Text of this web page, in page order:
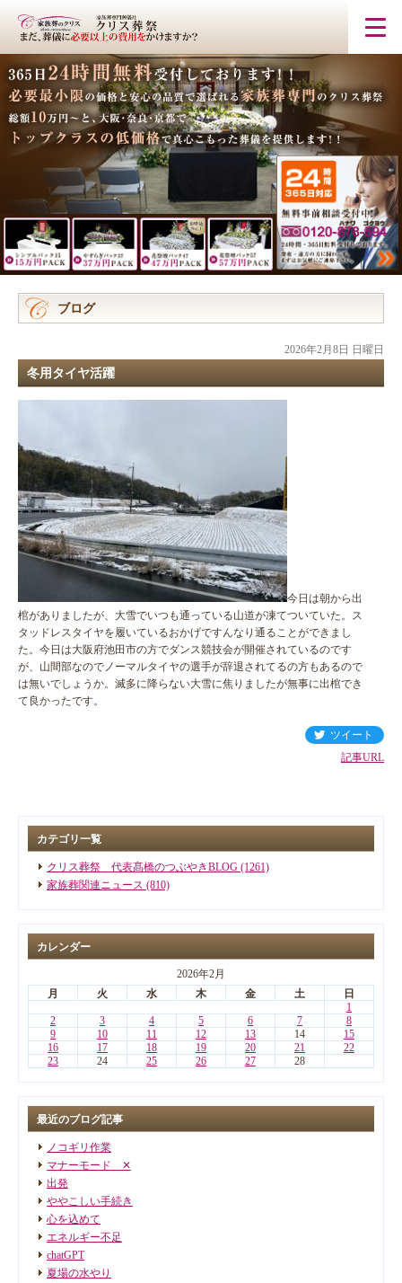
ブログ
2026年2月8日 日曜日
冬用タイヤ活躍
今日は朝から出
棺がありましたが、大雪でいつも通っている山道が凍てついていた。ス
タッドレスタイヤを履いているおかげですんなり通ることができまし
た。今日は大阪府池田市の方でダンス競技会が開催されているのです
が、山間部なのでノーマルタイヤの選手が辞退されてるの方もあるので
は無いでしょうか。滅多に降らない大雪に焦りましたが無事に出棺でき
て良かったです。
ツイート
記事URL
カテゴリ一覧
クリス葬祭 代表髙橋のつぶやきBLOG (1261)
家族葬関連ニュース (810)
カレンダー
2026年2月
月
火 水 木 金 土
日
1
2
3 4 5 6 7
8
9
10 11 12 13 14
15
16
17 18 19 20 21
22
23
24 25 26 27 28
最近のブログ記事
ノコギリ作業
マナーモード ✕
出発
ややこしい手続き
心を込めて
エネルギー不足
chatGPT
夏場の水やり